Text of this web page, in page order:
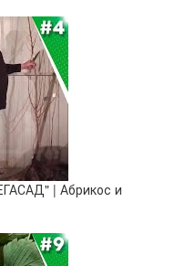
| Абрикос и